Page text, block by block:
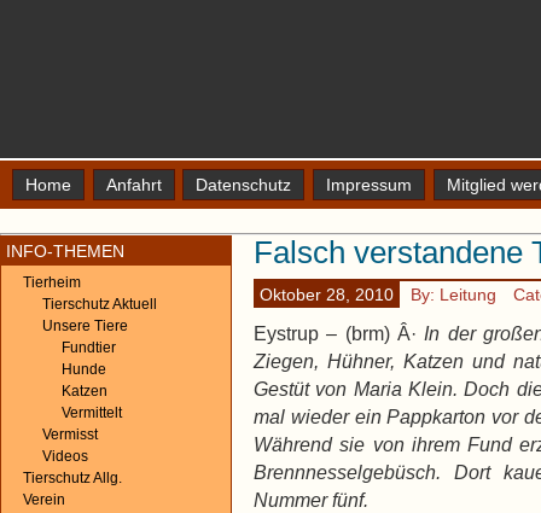
Home Anfahrt Datenschutz Impressum Mitglied
Falsch verstandene
Oktober 28, 2010 By: Leitung
Eystrup – (brm) Â· In der
Ziegen, Hühner, Katzen und
Gestüt von Maria Klein. Doch
mal wieder ein Pappkarton vor
Während sie von ihrem Fund
Brennnesselgebüsch. Dort
Nummer fünf.
INFO-THEMEN
Tierheim
Tierschutz Aktuell
Unsere Tiere
Fundtier
Hunde
Katzen
Vermittelt
Vermisst
Videos
Tierschutz Allg.
Verein